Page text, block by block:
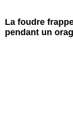
La foudre
pendant un